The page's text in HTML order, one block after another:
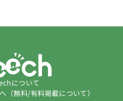
について
（無料/有料掲載について）